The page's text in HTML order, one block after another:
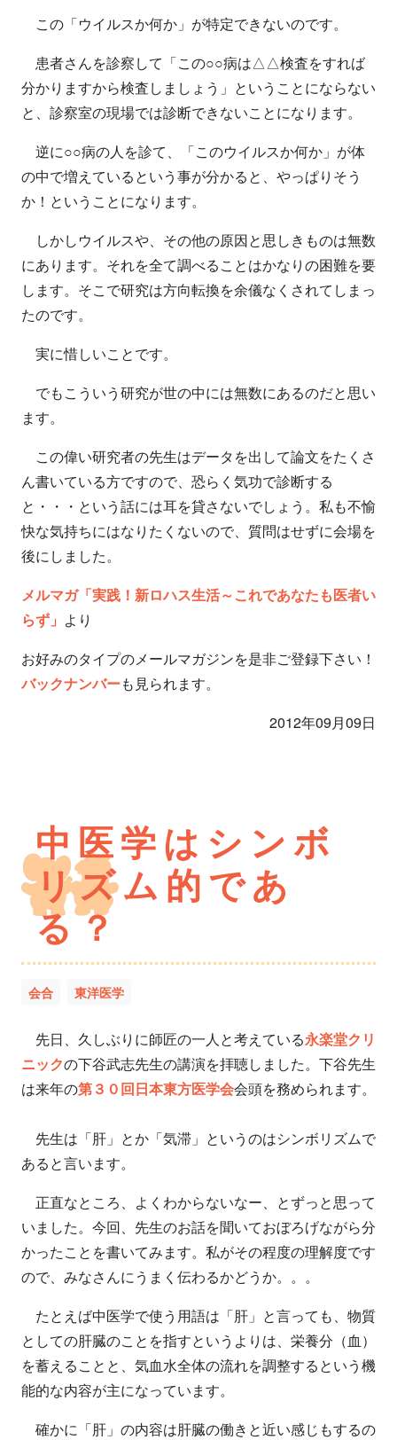
この「ウイルスか何か」が特定できないのです。
患者さんを診察して「この○○病は△△検査をすれば
分かりますから検査しましょう」ということにならない
と、診察室の現場では診断できないことになります。
逆に○○病の人を診て、「このウイルスか何か」が体
の中で増えているという事が分かると、やっぱりそう
か！ということになります。
しかしウイルスや、その他の原因と思しきものは無数
にあります。それを全て調べることはかなりの困難を要
します。そこで研究は方向転換を余儀なくされてしまっ
たのです。
実に惜しいことです。
でもこういう研究が世の中には無数にあるのだと思い
ます。
この偉い研究者の先生はデータを出して論文をたくさ
ん書いている方ですので、恐らく気功で診断する
と・・・という話には耳を貸さないでしょう。私も不愉
快な気持ちにはなりたくないので、質問はせずに会場を
後にしました。
メルマガ「実践！新ロハス生活～これであなたも医者い
らず」 より
お好みのタイプのメールマガジンを是非ご登録下さい！
バックナンバーも見られます。
2012年09月09日
中医学はシンボ
リズム的であ
る？
会合 東洋医学
先日、久しぶりに師匠の一人と考えている永楽堂クリ
ニックの下谷武志先生の講演を拝聴しました。下谷先生
は来年の第３０回日本東方医学会会頭を務められます。
先生は「肝」とか「気滞」というのはシンボリズムで
あると言います。
正直なところ、よくわからないなー、とずっと思って
いました。今回、先生のお話を聞いておぼろげながら分
かったことを書いてみます。私がその程度の理解度です
ので、みなさんにうまく伝わるかどうか。。。
たとえば中医学で使う用語は「肝」と言っても、物質
としての肝臓のことを指すというよりは、栄養分（血）
を蓄えることと、気血水全体の流れを調整するという機
能的な内容が主になっています。
確かに「肝」の内容は肝臓の働きと近い感じもするの